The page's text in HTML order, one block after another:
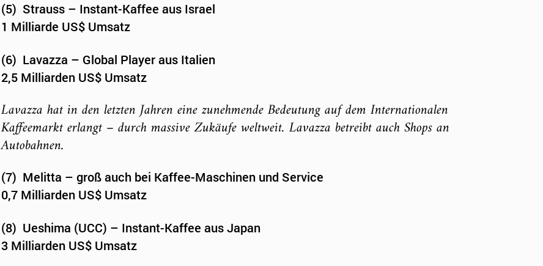
(5) Strauss – Instant-Kaffee aus Israel
1 Milliarde US$ Umsatz
(6) Lavazza – Global Player aus Italien
2,5 Milliarden US$ Umsatz
Lavazza hat in den letzten Jahren eine zunehmende Bedeutung auf dem Internationalen
Kaffeemarkt erlangt – durch massive Zukäufe weltweit. Lavazza betreibt auch Shops an
Autobahnen.
(7) Melitta – groß auch bei Kaffee-Maschinen und Service
0,7 Milliarden US$ Umsatz
(8) Ueshima (UCC) – Instant-Kaffee aus Japan
3 Milliarden US$ Umsatz